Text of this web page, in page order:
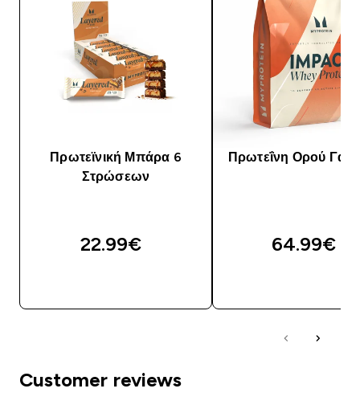
Πρωτεϊνική Μπάρα 6
Στρώσεων
22.99€‎
Πρωτεΐνη Ορού
64.99€‎
Customer reviews